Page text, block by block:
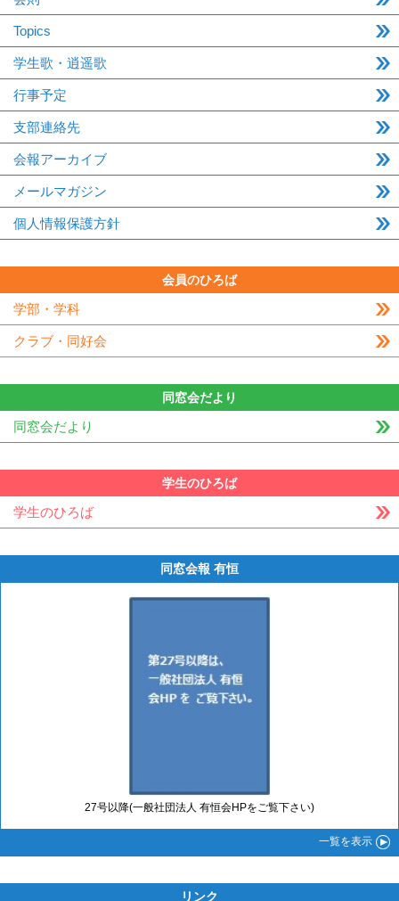
Topics
学生歌・逍遥歌
行事予定
支部連絡先
会報アーカイブ
メールマガジン
個人情報保護方針
会員のひろば
学部・学科
クラブ・同好会
同窓会だより
同窓会だより
学生のひろば
学生のひろば
同窓会報 有恒
27号以降(一般社団法人 有恒会HPをご覧下さい)
一覧を表示
リンク